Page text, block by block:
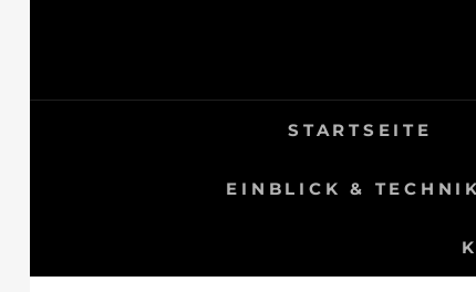
STARTSEITE
EINBLICK & TECHNIK